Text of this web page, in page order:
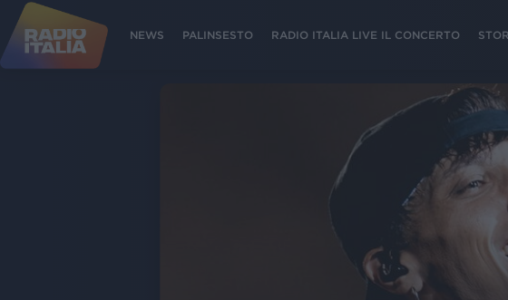
NEWS PALINSESTO RADIO ITALIA LIVE IL CONCERTO